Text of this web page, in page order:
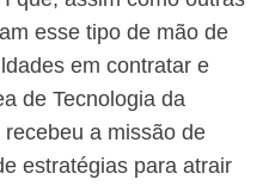
esse tipo de mão de
em contratar e
de Tecnologia da
a missão de
estratégias para atrair